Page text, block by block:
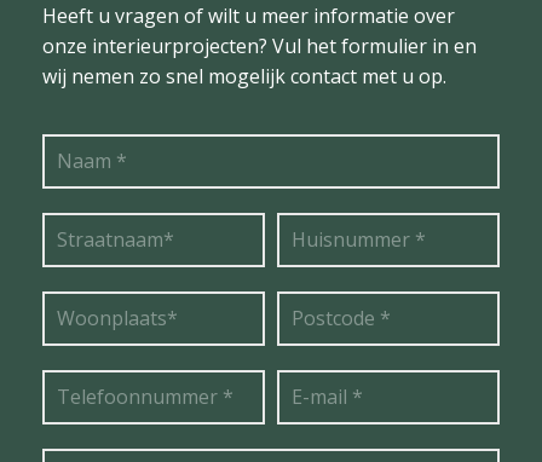
Heeft u vragen of wilt u meer informatie over
onze interieurprojecten? Vul het formulier in en
wij nemen zo snel mogelijk contact met u op.